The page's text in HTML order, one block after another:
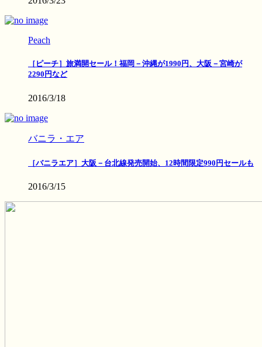
Peach
［ピーチ］旅満開セール！福岡－沖縄が1990円、大阪－宮崎が
2290円など
2016/3/18
バニラ・エア
［バニラエア］大阪－台北線発売開始、12時間限定990円セールも
2016/3/15